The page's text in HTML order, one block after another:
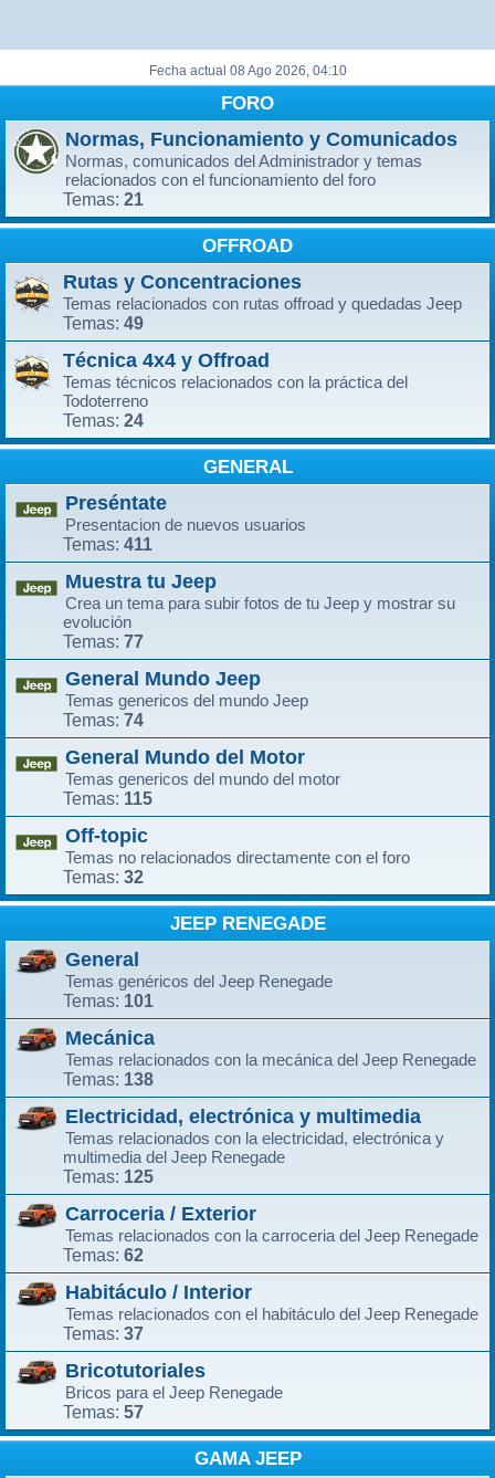
Fecha actual 08 Ago 2026, 04:10
FORO
Normas, Funcionamiento y Comunicados
Normas, comunicados del Administrador y temas
relacionados con el funcionamiento del foro
Temas: 21
OFFROAD
Rutas y Concentraciones
Temas relacionados con rutas offroad y quedadas Jeep
Temas: 49
Técnica 4x4 y Offroad
Temas técnicos relacionados con la práctica del
Todoterreno
Temas: 24
GENERAL
Preséntate
Presentacion de nuevos usuarios
Temas: 411
Muestra tu Jeep
Crea un tema para subir fotos de tu Jeep y mostrar su
evolución
Temas: 77
General Mundo Jeep
Temas genericos del mundo Jeep
Temas: 74
General Mundo del Motor
Temas genericos del mundo del motor
Temas: 115
Off-topic
Temas no relacionados directamente con el foro
Temas: 32
JEEP RENEGADE
General
Temas genéricos del Jeep Renegade
Temas: 101
Mecánica
Temas relacionados con la mecánica del Jeep Renegade
Temas: 138
Electricidad, electrónica y multimedia
Temas relacionados con la electricidad, electrónica y
multimedia del Jeep Renegade
Temas: 125
Carroceria / Exterior
Temas relacionados con la carroceria del Jeep Renegade
Temas: 62
Habitáculo / Interior
Temas relacionados con el habitáculo del Jeep Renegade
Temas: 37
Bricotutoriales
Bricos para el Jeep Renegade
Temas: 57
GAMA JEEP